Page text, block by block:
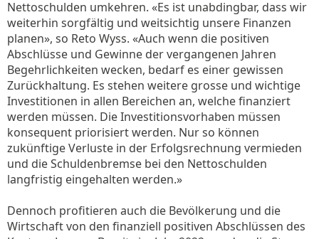
Nettoschulden umkehren. «Es ist unabdingbar, dass wir
weiterhin sorgfältig und weitsichtig unsere Finanzen
planen», so Reto Wyss. «Auch wenn die positiven
Abschlüsse und Gewinne der vergangenen Jahren
Begehrlichkeiten wecken, bedarf es einer gewissen
Zurückhaltung. Es stehen weitere grosse und wichtige
Investitionen in allen Bereichen an, welche finanziert
werden müssen. Die Investitionsvorhaben müssen
konsequent priorisiert werden. Nur so können
zukünftige Verluste in der Erfolgsrechnung vermieden
und die Schuldenbremse bei den Nettoschulden
langfristig eingehalten werden.»
Dennoch profitieren auch die Bevölkerung und die
Wirtschaft von den finanziell positiven Abschlüssen des